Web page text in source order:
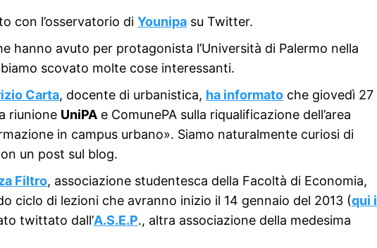
con l’osservatorio di Younipa su Twitter.
hanno avuto per protagonista l’Università di Palermo nella
scovato molte cose interessanti.
Carta, docente di urbanistica, ha informato che giovedì 27
riunione UniPA e ComunePA sulla riqualificazione dell’area
in campus urbano». Siamo naturalmente curiosi di
un post sul blog.
Filtro, associazione studentesca della Facoltà di Economia,
ciclo di lezioni che avranno inizio il 14 gennaio del 2013 (qui i
twittato dall’A.S.E.P., altra associazione della medesima